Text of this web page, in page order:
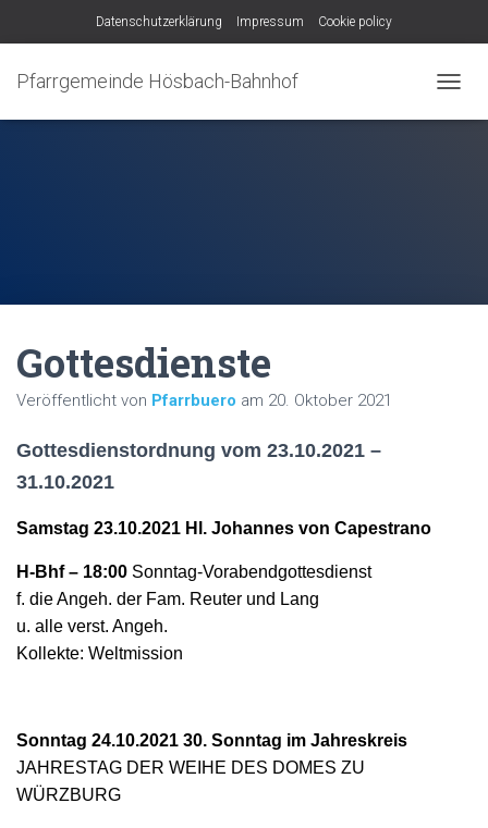
Datenschutzerklärung Impressum Cookie policy
Pfarrgemeinde Hösbach-Bahnhof
A
U
Gottesdienste
Veröffentlicht von Pfarrbuero am 20. Oktober 2021
Gottesdienstordnung vom 23.10.2021 –
31.10.2021
Samstag 23.10.2021 Hl. Johannes von Capestrano
H-Bhf – 18:00 Sonntag-Vorabendgottesdienst
f. die Angeh. der Fam. Reuter und Lang
u. alle verst. Angeh.
Kollekte: Weltmission
Sonntag 24.10.2021 30. Sonntag im Jahreskreis
JAHRESTAG DER WEIHE DES DOMES ZU
WÜRZBURG